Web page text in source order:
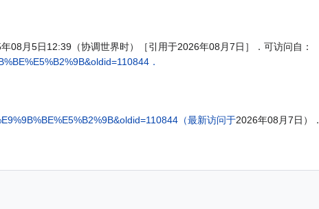
08月5日12:39（协调世界时）［引用于2026年08月7日］．可访问自：
．
（最新访问于2026年08月7日）．